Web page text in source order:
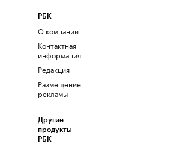
РБК
О компании
Контактная
информация
Редакция
Размещение
рекламы
Другие
продукты
РБК